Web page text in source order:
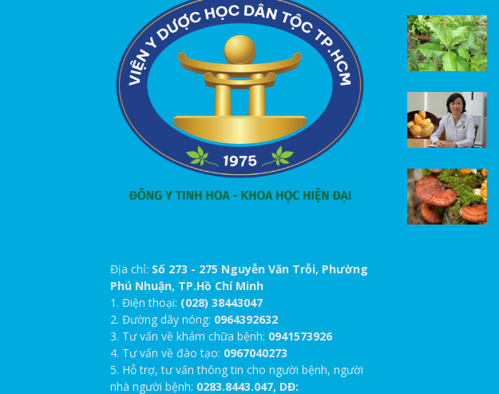
Địa chỉ: Số 273 - 275 Nguyễn Văn Trỗi, Phường
Phú Nhuận, TP.Hồ Chí Minh
1. Điện thoại: (028) 38443047
2. Đường dây nóng: 0964392632
3. Tư vấn về khám chữa bệnh: 0941573926
4. Tư vấn về đào tạo: 0967040273
5. Hỗ trợ, tư vấn thông tin cho người bệnh, người
nhà người bệnh: 0283.8443.047, DĐ: